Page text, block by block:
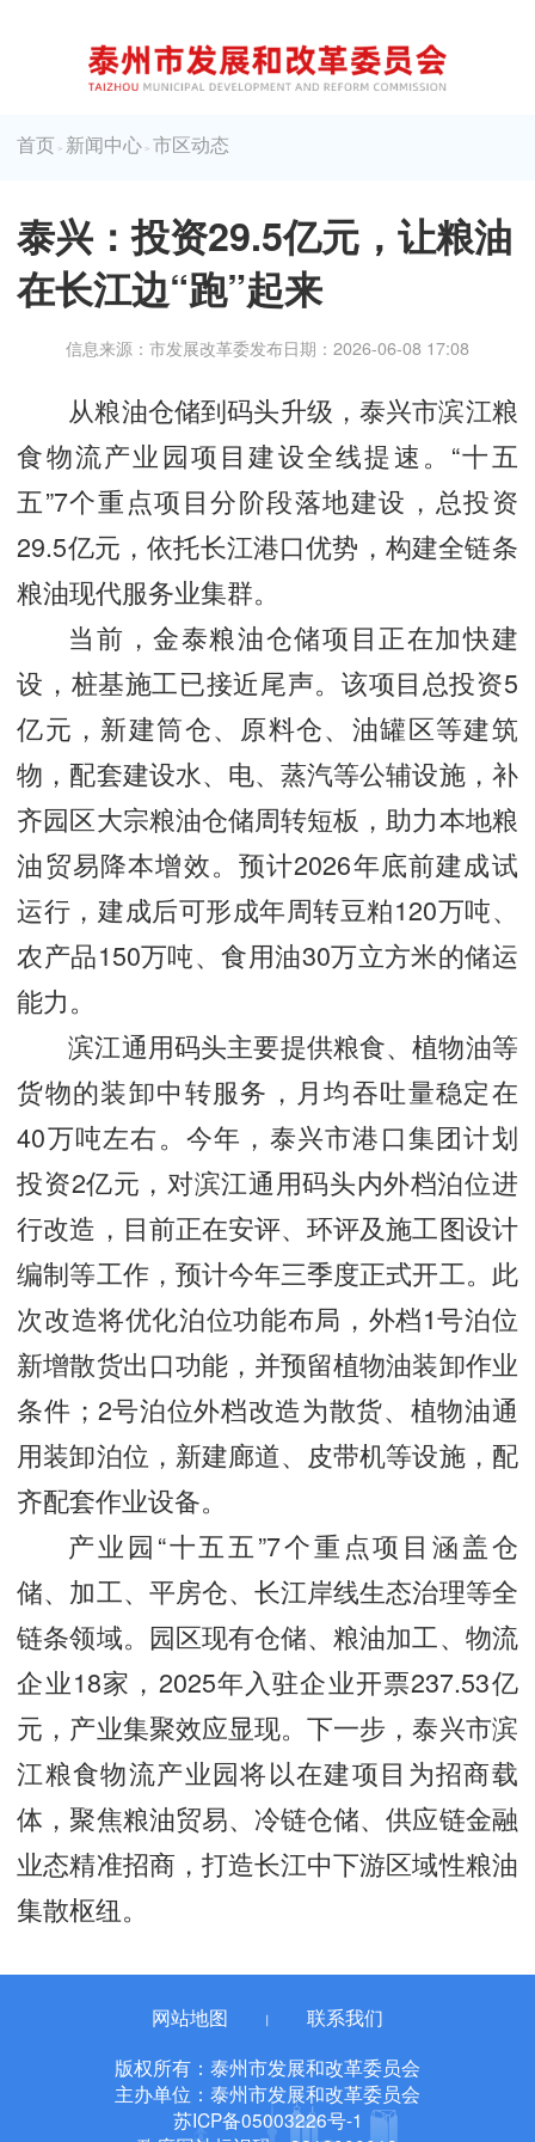
首页 > 新闻中心 > 市区动态
泰兴：投资29.5亿元，让粮油
在长江边“跑”起来
信息来源：市发展改革委发布日期：2026-06-08 17:08
从粮油仓储到码头升级，泰兴市滨江粮
食物流产业园项目建设全线提速。“十五
五”7个重点项目分阶段落地建设，总投资
29.5亿元，依托长江港口优势，构建全链条
粮油现代服务业集群。
当前，金泰粮油仓储项目正在加快建
设，桩基施工已接近尾声。该项目总投资5
亿元，新建筒仓、原料仓、油罐区等建筑
物，配套建设水、电、蒸汽等公辅设施，补
齐园区大宗粮油仓储周转短板，助力本地粮
油贸易降本增效。预计2026年底前建成试
运行，建成后可形成年周转豆粕120万吨、
农产品150万吨、食用油30万立方米的储运
能力。
滨江通用码头主要提供粮食、植物油等
货物的装卸中转服务，月均吞吐量稳定在
40万吨左右。今年，泰兴市港口集团计划
投资2亿元，对滨江通用码头内外档泊位进
行改造，目前正在安评、环评及施工图设计
编制等工作，预计今年三季度正式开工。此
次改造将优化泊位功能布局，外档1号泊位
新增散货出口功能，并预留植物油装卸作业
条件；2号泊位外档改造为散货、植物油通
用装卸泊位，新建廊道、皮带机等设施，配
齐配套作业设备。
产业园“十五五”7个重点项目涵盖仓
储、加工、平房仓、长江岸线生态治理等全
链条领域。园区现有仓储、粮油加工、物流
企业18家，2025年入驻企业开票237.53亿
元，产业集聚效应显现。下一步，泰兴市滨
江粮食物流产业园将以在建项目为招商载
体，聚焦粮油贸易、冷链仓储、供应链金融
业态精准招商，打造长江中下游区域性粮油
集散枢纽。
网站地图 丨
联系我们
版权所有：泰州市发展和改革委员会
主办单位：泰州市发展和改革委员会
苏ICP备05003226号-1